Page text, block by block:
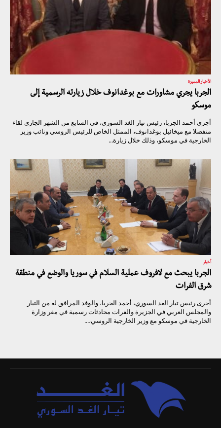
الأخبار المميزة
الجربا يجري مشاورات مع بوغدانوف خلال زيارته الرسمية إلى
موسكو
أجرى أحمد الجربا، رئيس تيار الغد السوري، في السابع من الشهر الجاري لقاء
منفصلا مع ميخائيل بوغدانوف، الممثل الخاص للرئيس الروسي ونائب وزير
الخارجية في موسكو، وذلك خلال زيارة...
أخبار
الجربا يبحث مع لافروف عملية السلام في سوريا والوضع في منطقة
شرق الفرات
أجرى رئيس تيار الغد السوري، أحمد الجربا، والوفد المرافق له من التيار
والمجلس العربي في الجزيرة والفرات محادثات رسمية في مقر وزارة
الخارجية في موسكو مع وزير الخارجية الروسي،...